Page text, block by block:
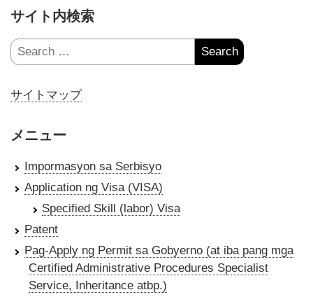
サイト内検索
Search
for:
サイトマップ
メニュー
Impormasyon sa Serbisyo
Application ng Visa (VISA)
Specified Skill (labor) Visa
Patent
Pag-Apply ng Permit sa Gobyerno (at iba pang mga
Certified Administrative Procedures Specialist
Service, Inheritance atbp.)